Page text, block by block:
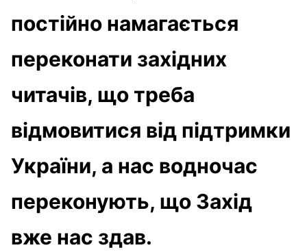
постійно намагається
переконати західних
читачів, що треба
відмовитися від підтримки
України, а нас водночас
переконують, що Захід
вже нас здав.